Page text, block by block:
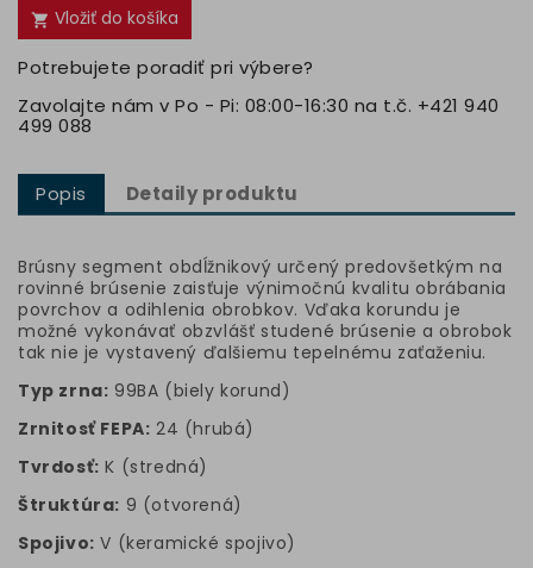
 Vložiť do košíka
Potrebujete poradiť pri výbere?
Zavolajte nám v Po - Pi: 08:00-16:30 na t.č. +421 940
499 088
Popis Detaily produktu
Brúsny segment obdĺžnikový určený predovšetkým na
rovinné brúsenie zaisťuje výnimočnú kvalitu obrábania
povrchov a odihlenia obrobkov. Vďaka korundu je
možné vykonávať obzvlášť studené brúsenie a obrobok
tak nie je vystavený ďalšiemu tepelnému zaťaženiu.
Typ zrna: 99BA (biely korund)
Zrnitosť FEPA: 24 (hrubá)
Tvrdosť: K (stredná)
Štruktúra: 9 (otvorená)
Spojivo: V (keramické spojivo)